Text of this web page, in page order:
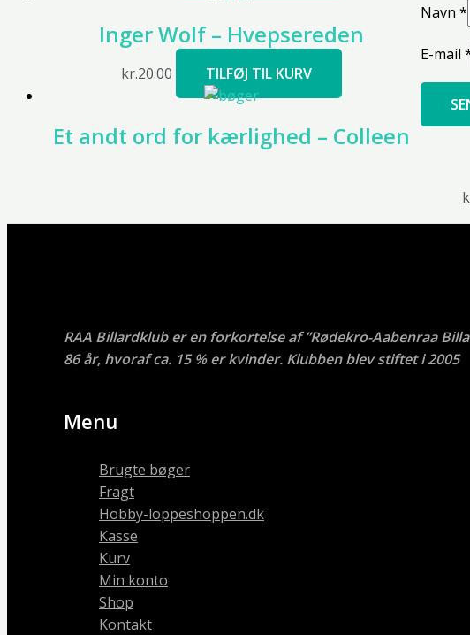
Navn *
E-mail
Inger Wolf – Hvepsereden
kr.20.00 TILFØJ TIL KURV
Et andt ord for kærlighed – Colleen
RAA Billardklub er en forkortelse af ”Rødekro-Aabenraa
86 år, hvoraf ca. 15 % er kvinder. Klubben blev stiftet i 2005
Menu
Brugte bøger
Fragt
Hobby-loppeshoppen.dk
Kasse
Kurv
Min konto
Shop
Kontakt